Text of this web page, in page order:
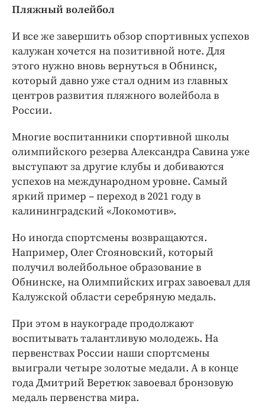
Пляжный волейбол
И все же завершить обзор спортивных успехов
калужан хочется на позитивной ноте. Для
этого нужно вновь вернуться в Обнинск,
который давно уже стал одним из главных
центров развития пляжного волейбола в
России.
Многие воспитанники спортивной школы
олимпийского резерва Александра Савина уже
выступают за другие клубы и добиваются
успехов на международном уровне. Самый
яркий пример – переход в 2021 году в
калининградский «Локомотив».
Но иногда спортсмены возвращаются.
Например, Олег Стояновский, который
получил волейбольное образование в
Обнинске, на Олимпийских играх завоевал для
Калужской области серебряную медаль.
При этом в наукограде продолжают
воспитывать талантливую молодежь. На
первенствах России наши спортсмены
выиграли четыре золотые медали. А в конце
года Дмитрий Веретюк завоевал бронзовую
медаль первенства мира.